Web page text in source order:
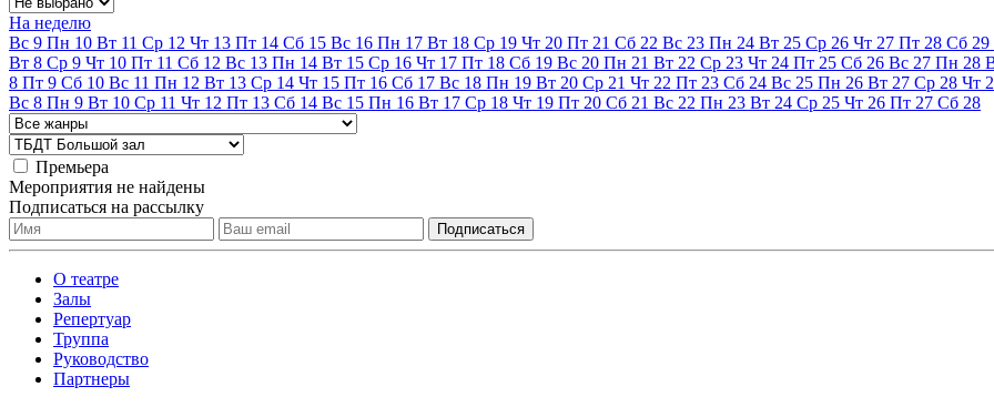
На неделю
Вс 9 Пн 10 Вт 11 Ср 12 Чт 13 Пт 14 Сб 15 Вс 16 Пн 17 Вт 18 Ср 19 Чт 20 Пт 21 Сб 22 Вс 23 Пн 24 Вт 25 Ср 26 Чт 27 Пт 28 Сб 29
Вт 8 Ср 9 Чт 10 Пт 11 Сб 12 Вс 13 Пн 14 Вт 15 Ср 16 Чт 17 Пт 18 Сб 19 Вс 20 Пн 21 Вт 22 Ср 23 Чт 24 Пт 25 Сб 26 Вс 27 Пн 28
8 Пт 9 Сб 10 Вс 11 Пн 12 Вт 13 Ср 14 Чт 15 Пт 16 Сб 17 Вс 18 Пн 19 Вт 20 Ср 21 Чт 22 Пт 23 Сб 24 Вс 25 Пн 26 Вт 27 Ср 28 Чт
Вс 8 Пн 9 Вт 10 Ср 11 Чт 12 Пт 13 Сб 14 Вс 15 Пн 16 Вт 17 Ср 18 Чт 19 Пт 20 Сб 21 Вс 22 Пн 23 Вт 24 Ср 25 Чт 26 Пт 27 Сб 28
Премьера
Мероприятия не найдены
Подписаться на рассылку
О театре
Залы
Репертуар
Труппа
Руководство
Партнеры